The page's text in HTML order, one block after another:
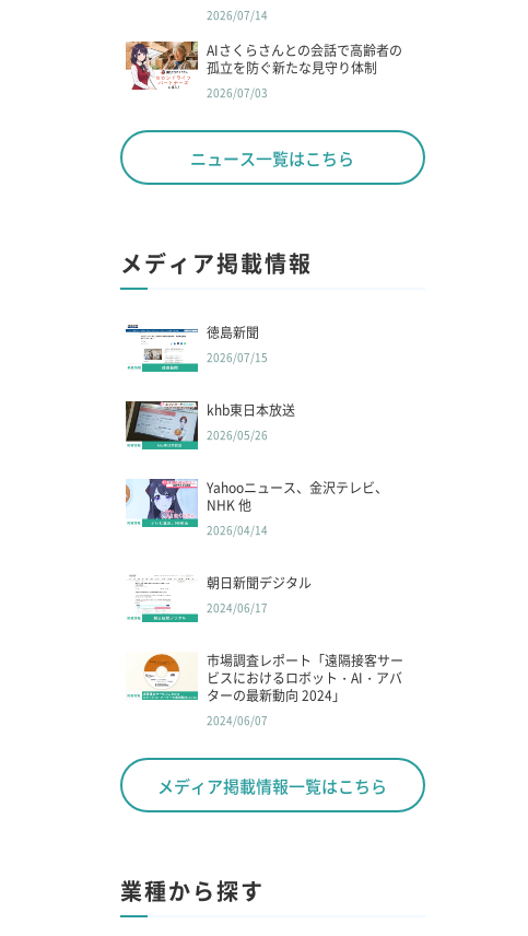
2026/07/14
AIさくらさんとの会話で高齢者の
孤立を防ぐ新たな見守り体制
2026/07/03
ニュース一覧はこちら
メディア掲載情報
徳島新聞
2026/07/15
khb東日本放送
2026/05/26
Yahooニュース、金沢テレビ、
NHK 他
2026/04/14
朝日新聞デジタル
2024/06/17
市場調査レポート「遠隔接客サー
ビスにおけるロボット・AI・アバ
ターの最新動向 2024」
2024/06/07
メディア掲載情報一覧はこちら
業種から探す